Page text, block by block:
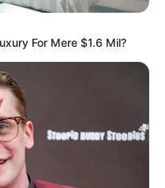
bacterias y aclarar el
para evitar
depende de lo que
adentro. Consumir
y vitamina D
For Mere $1.6 Mil?